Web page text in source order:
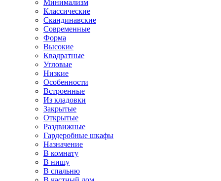
Минимализм
Классические
Скандинавские
Современные
Форма
Высокие
Квадратные
Угловые
Низкие
Особенности
Встроенные
Из кладовки
Закрытые
Открытые
Раздвижные
Гардеробные шкафы
Назначение
В комнату
В нишу
В спальню